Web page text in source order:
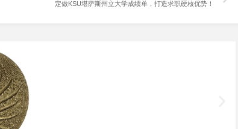
定做KSU堪萨斯州立大学成绩单，打造求职硬核优势！